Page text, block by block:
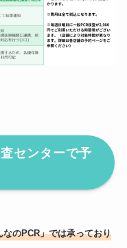
センターで予
のPCR」では承っており